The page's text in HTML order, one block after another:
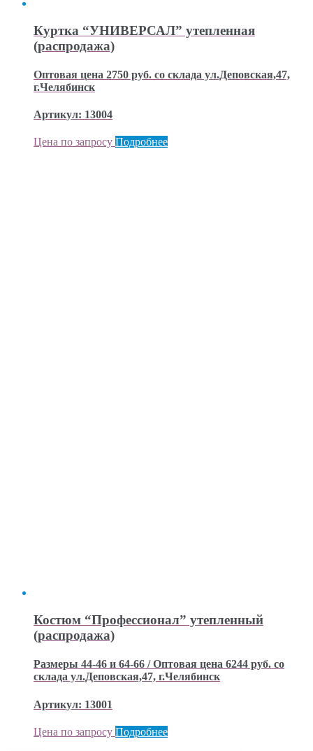
Куртка “УНИВЕРСАЛ” утепленная
(распродажа)
Оптовая цена 2750 руб. со склада ул.Деповская,47,
г.Челябинск
Артикул: 13004
Цена по запросу Подробнее
Костюм “Профессионал” утепленный
(распродажа)
Размеры 44-46 и 64-66 / Оптовая цена 6244 руб. со
склада ул.Деповская,47, г.Челябинск
Артикул: 13001
Цена по запросу Подробнее